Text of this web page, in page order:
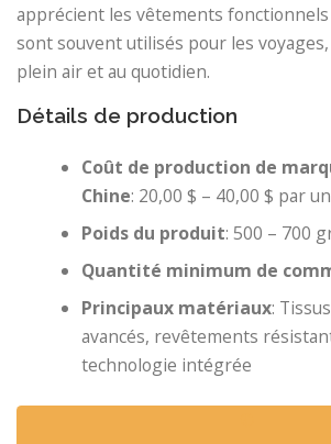
apprécient les vêtements
sont souvent utilisés pour les
plein air et au quotidien.
Détails de production
Coût de production de
Chine: 20,00 $ – 40,00 $ par
Poids du produit: 500 – 700
Quantité minimum de
Principaux matériaux:
avancés, revêtements
technologie intégrée